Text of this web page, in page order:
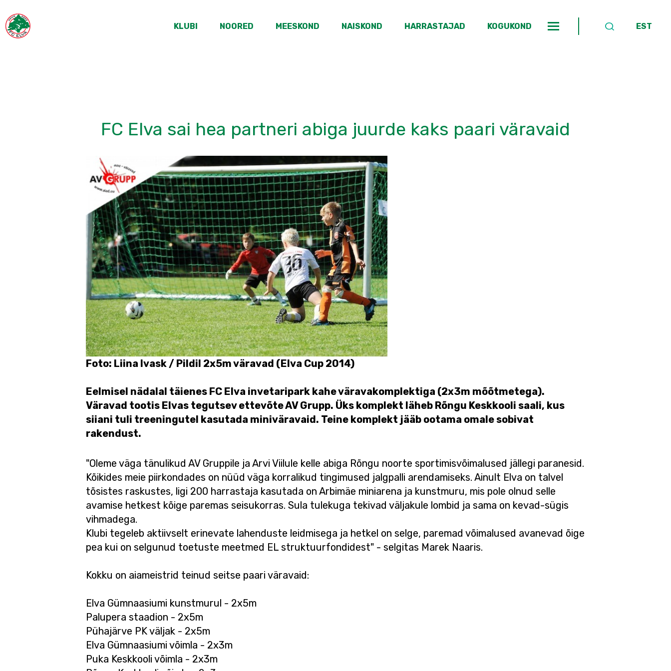
KLUBI NOORED MEESKOND NAISKOND HARRASTAJAD KOGUKOND EST
FC Elva sai hea partneri abiga juurde kaks paari väravaid
Foto: Liina Ivask / Pildil 2x5m väravad (Elva Cup 2014)
Eelmisel nädalal täienes FC Elva invetaripark kahe väravakomplektiga (2x3m mõõtmetega).
Väravad tootis Elvas tegutsev ettevõte AV Grupp. Üks komplekt läheb Rõngu Keskkooli saali, kus
siiani tuli treeningutel kasutada miniväravaid. Teine komplekt jääb ootama omale sobivat
rakendust.
"Oleme väga tänulikud AV Gruppile ja Arvi Viilule kelle abiga Rõngu noorte sportimisvõimalused jällegi paranesid.
Kõikides meie piirkondades on nüüd väga korralikud tingimused jalgpalli arendamiseks. Ainult Elva on talvel
tõsistes raskustes, ligi 200 harrastaja kasutada on Arbimäe miniarena ja kunstmuru, mis pole olnud selle
avamise hetkest kõige paremas seisukorras. Sula tulekuga tekivad väljakule lombid ja sama on kevad-sügis
vihmadega.
Klubi tegeleb aktiivselt erinevate lahenduste leidmisega ja hetkel on selge, paremad võimalused avanevad õige
pea kui on selgunud toetuste meetmed EL struktuurfondidest" - selgitas Marek Naaris.
Kokku on aiameistrid teinud seitse paari väravaid:
Elva Gümnaasiumi kunstmurul - 2x5m
Palupera staadion - 2x5m
Pühajärve PK väljak - 2x5m
Elva Gümnaasiumi võimla - 2x3m
Puka Keskkooli võimla - 2x3m